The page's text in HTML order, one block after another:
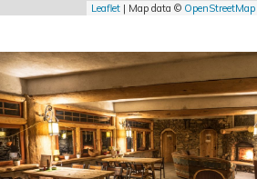
Leaflet | Map data © OpenStreetMap